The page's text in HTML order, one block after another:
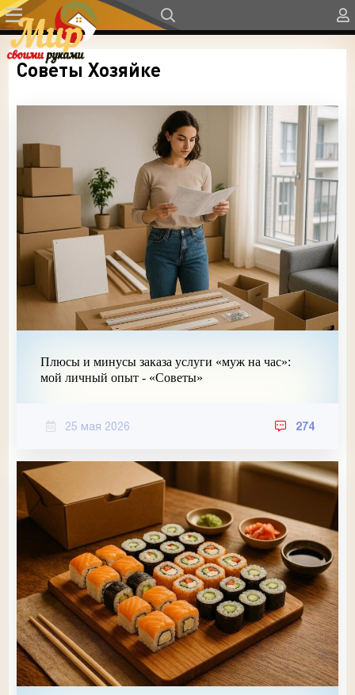
Советы Хозяйке
Плюсы и минусы заказа услуги «муж на час»:
мой личный опыт - «Советы»
25 мая 2026 274